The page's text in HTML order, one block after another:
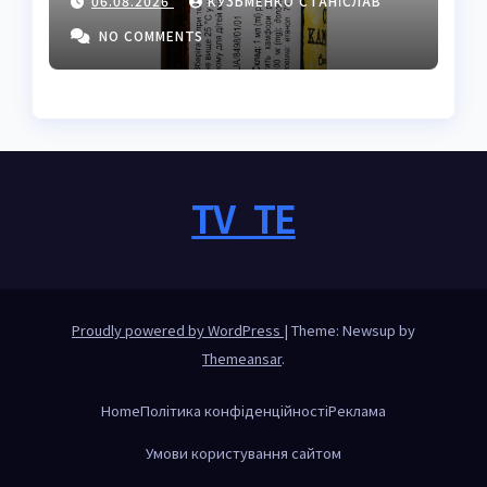
властивостями
NO COMMENTS
TV_TE
Proudly powered by WordPress | Theme: Newsup by
Themeansar.
HomeПолітика конфіденційностіРеклама
Умови користування сайтом